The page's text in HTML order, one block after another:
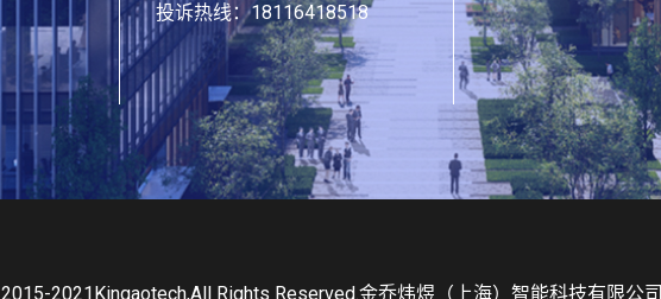
投诉热线：18116418518
2015-2021Kingaotech,All Rights Reserved.金乔炜煜（上海）智能科技有限公司